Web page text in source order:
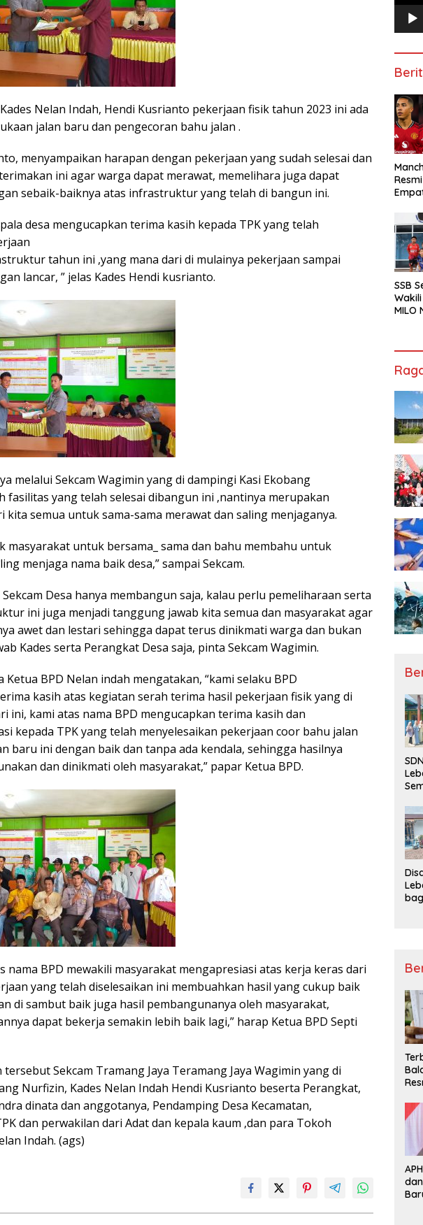
Nelan Indah, Hendi Kusrianto pekerjaan fisik tahun 2023 ini ada
jalan baru dan pengecoran bahu jalan .
menyampaikan harapan dengan pekerjaan yang sudah selesai dan
ini agar warga dapat merawat, memelihara juga dapat
sebaik-baiknya atas infrastruktur yang telah di bangun ini.
desa mengucapkan terima kasih kepada TPK yang telah
tahun ini ,yang mana dari di mulainya pekerjaan sampai
lancar, ” jelas Kades Hendi kusrianto.
melalui Sekcam Wagimin yang di dampingi Kasi Ekobang
fasilitas yang telah selesai dibangun ini ,nantinya merupakan
kita semua untuk sama-sama merawat dan saling menjaganya.
masyarakat untuk bersama_ sama dan bahu membahu untuk
menjaga nama baik desa,” sampai Sekcam.
Desa hanya membangun saja, kalau perlu pemeliharaan serta
ini juga menjadi tanggung jawab kita semua dan masyarakat agar
awet dan lestari sehingga dapat terus dinikmati warga dan bukan
Kades serta Perangkat Desa saja, pinta Sekcam Wagimin.
Ketua BPD Nelan indah mengatakan, “kami selaku BPD
kasih atas kegiatan serah terima hasil pekerjaan fisik yang di
ini, kami atas nama BPD mengucapkan terima kasih dan
kepada TPK yang telah menyelesaikan pekerjaan coor bahu jalan
baru ini dengan baik dan tanpa ada kendala, sehingga hasilnya
dan dinikmati oleh masyarakat,” papar Ketua BPD.
nama BPD mewakili masyarakat mengapresiasi atas kerja keras dari
yang telah diselesaikan ini membuahkan hasil yang cukup baik
di sambut baik juga hasil pembangunanya oleh masyarakat,
dapat bekerja semakin lebih baik lagi,” harap Ketua BPD Septi
Sekcam Tramang Jaya Teramang Jaya Wagimin yang di
Nurfizin, Kades Nelan Indah Hendi Kusrianto beserta Perangkat,
dinata dan anggotanya, Pendamping Desa Kecamatan,
dan perwakilan dari Adat dan kepala kaum ,dan para Tokoh
Indah. (ags)
SSB
MILO